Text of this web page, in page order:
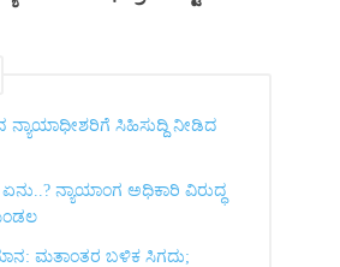
ನ್ಯಾಯಾಧೀಶರಿಗೆ ಸಿಹಿಸುದ್ದಿ ನೀಡಿದ
ನ್ಯಾಯಾಂಗ ಅಧಿಕಾರಿ ವಿರುದ್ಧ
ಮತಾಂತರ ಬಳಿಕ ಸಿಗದು;